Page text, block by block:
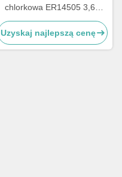
chlorkowa ER14505 3,6V
4800mAh
Uzyskaj najlepszą cenę